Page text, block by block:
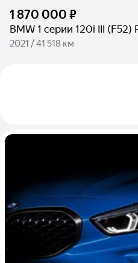
1 870 000 ₽
BMW 1 серии 120i III (F52)
2021 / 41 518 км